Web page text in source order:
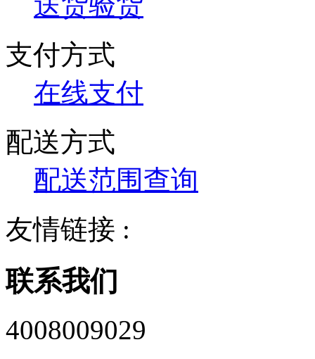
支付方式
在线支付
配送方式
配送范围查询
友情链接 :
联系我们
4008009029